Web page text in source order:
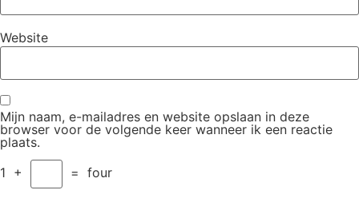
Website
Mijn naam, e-mailadres en website opslaan in deze
browser voor de volgende keer wanneer ik een reactie
plaats.
1 + = four